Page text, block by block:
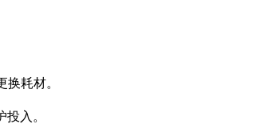
耗材。
入。